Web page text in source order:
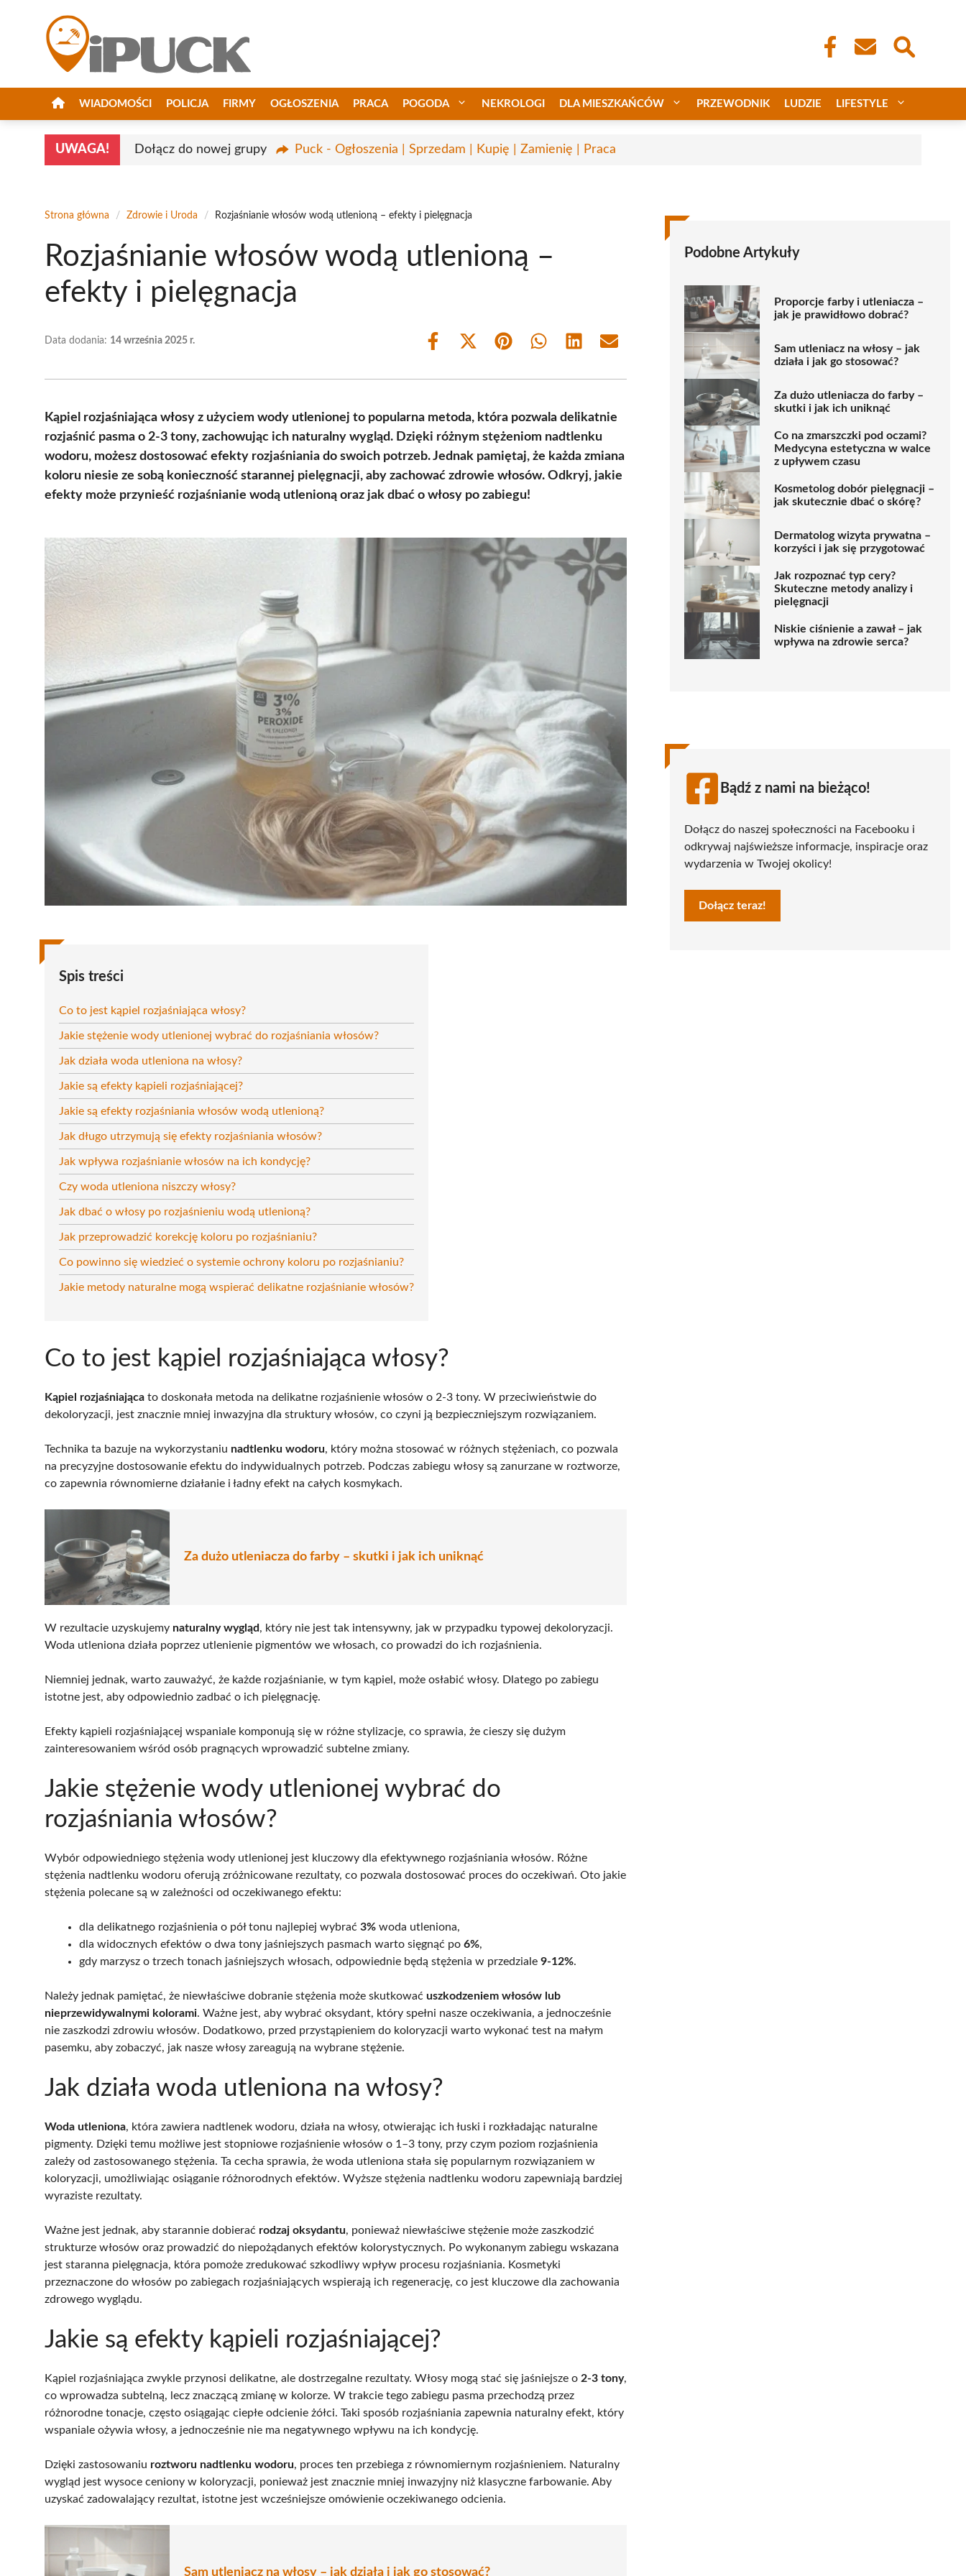
WIADOMOŚCI POLICJA FIRMY OGŁOSZENIA PRACA POGODA NEKROLOGI DLA MIESZKAŃCÓW PRZEWODNIK LUDZIE LIFESTYLE
UWAGA! Dołącz do nowej grupy Puck - Ogłoszenia | Sprzedam | Kupię | Zamienię | Praca
Strona główna / Zdrowie i Uroda / Rozjaśnianie włosów wodą utlenioną – efekty i pielęgnacja
Rozjaśnianie włosów wodą utlenioną –
efekty i pielęgnacja
Data dodania: 14 września 2025 r.
Share
Share
(Twitter)
Share Share Share Share
Kąpiel rozjaśniająca włosy z użyciem wody utlenionej to popularna metoda, która pozwala delikatnie
rozjaśnić pasma o 2-3 tony, zachowując ich naturalny wygląd. Dzięki różnym stężeniom nadtlenku
wodoru, możesz dostosować efekty rozjaśniania do swoich potrzeb. Jednak pamiętaj, że każda zmiana
koloru niesie ze sobą konieczność starannej pielęgnacji, aby zachować zdrowie włosów. Odkryj, jakie
efekty może przynieść rozjaśnianie wodą utlenioną oraz jak dbać o włosy po zabiegu!
Spis treści
Co to jest kąpiel rozjaśniająca włosy?
Jakie stężenie wody utlenionej wybrać do rozjaśniania włosów?
Jak działa woda utleniona na włosy?
Jakie są efekty kąpieli rozjaśniającej?
Jakie są efekty rozjaśniania włosów wodą utlenioną?
Jak długo utrzymują się efekty rozjaśniania włosów?
Jak wpływa rozjaśnianie włosów na ich kondycję?
Czy woda utleniona niszczy włosy?
Jak dbać o włosy po rozjaśnieniu wodą utlenioną?
Jak przeprowadzić korekcję koloru po rozjaśnianiu?
Co powinno się wiedzieć o systemie ochrony koloru po rozjaśnianiu?
Jakie metody naturalne mogą wspierać delikatne rozjaśnianie włosów?
Co to jest kąpiel rozjaśniająca włosy?
Kąpiel rozjaśniająca to doskonała metoda na delikatne rozjaśnienie włosów o 2-3 tony. W przeciwieństwie do
dekoloryzacji, jest znacznie mniej inwazyjna dla struktury włosów, co czyni ją bezpieczniejszym rozwiązaniem.
Technika ta bazuje na wykorzystaniu nadtlenku wodoru, który można stosować w różnych stężeniach, co pozwala
na precyzyjne dostosowanie efektu do indywidualnych potrzeb. Podczas zabiegu włosy są zanurzane w roztworze,
co zapewnia równomierne działanie i ładny efekt na całych kosmykach.
Za dużo utleniacza do farby – skutki i jak ich uniknąć
W rezultacie uzyskujemy naturalny wygląd, który nie jest tak intensywny, jak w przypadku typowej dekoloryzacji.
Woda utleniona działa poprzez utlenienie pigmentów we włosach, co prowadzi do ich rozjaśnienia.
Niemniej jednak, warto zauważyć, że każde rozjaśnianie, w tym kąpiel, może osłabić włosy. Dlatego po zabiegu
istotne jest, aby odpowiednio zadbać o ich pielęgnację.
Efekty kąpieli rozjaśniającej wspaniale komponują się w różne stylizacje, co sprawia, że cieszy się dużym
zainteresowaniem wśród osób pragnących wprowadzić subtelne zmiany.
Jakie stężenie wody utlenionej wybrać do
rozjaśniania włosów?
Wybór odpowiedniego stężenia wody utlenionej jest kluczowy dla efektywnego rozjaśniania włosów. Różne
stężenia nadtlenku wodoru oferują zróżnicowane rezultaty, co pozwala dostosować proces do oczekiwań. Oto jakie
stężenia polecane są w zależności od oczekiwanego efektu:
dla delikatnego rozjaśnienia o pół tonu najlepiej wybrać 3% woda utleniona,
dla widocznych efektów o dwa tony jaśniejszych pasmach warto sięgnąć po 6%,
gdy marzysz o trzech tonach jaśniejszych włosach, odpowiednie będą stężenia w przedziale 9-12%.
Należy jednak pamiętać, że niewłaściwe dobranie stężenia może skutkować uszkodzeniem włosów lub
nieprzewidywalnymi kolorami. Ważne jest, aby wybrać oksydant, który spełni nasze oczekiwania, a jednocześnie
nie zaszkodzi zdrowiu włosów. Dodatkowo, przed przystąpieniem do koloryzacji warto wykonać test na małym
pasemku, aby zobaczyć, jak nasze włosy zareagują na wybrane stężenie.
Jak działa woda utleniona na włosy?
Woda utleniona, która zawiera nadtlenek wodoru, działa na włosy, otwierając ich łuski i rozkładając naturalne
pigmenty. Dzięki temu możliwe jest stopniowe rozjaśnienie włosów o 1–3 tony, przy czym poziom rozjaśnienia
zależy od zastosowanego stężenia. Ta cecha sprawia, że woda utleniona stała się popularnym rozwiązaniem w
koloryzacji, umożliwiając osiąganie różnorodnych efektów. Wyższe stężenia nadtlenku wodoru zapewniają bardziej
wyraziste rezultaty.
Ważne jest jednak, aby starannie dobierać rodzaj oksydantu, ponieważ niewłaściwe stężenie może zaszkodzić
strukturze włosów oraz prowadzić do niepożądanych efektów kolorystycznych. Po wykonanym zabiegu wskazana
jest staranna pielęgnacja, która pomoże zredukować szkodliwy wpływ procesu rozjaśniania. Kosmetyki
przeznaczone do włosów po zabiegach rozjaśniających wspierają ich regenerację, co jest kluczowe dla zachowania
zdrowego wyglądu.
Jakie są efekty kąpieli rozjaśniającej?
Kąpiel rozjaśniająca zwykle przynosi delikatne, ale dostrzegalne rezultaty. Włosy mogą stać się jaśniejsze o 2-3 tony,
co wprowadza subtelną, lecz znaczącą zmianę w kolorze. W trakcie tego zabiegu pasma przechodzą przez
różnorodne tonacje, często osiągając ciepłe odcienie żółci. Taki sposób rozjaśniania zapewnia naturalny efekt, który
wspaniale ożywia włosy, a jednocześnie nie ma negatywnego wpływu na ich kondycję.
Dzięki zastosowaniu roztworu nadtlenku wodoru, proces ten przebiega z równomiernym rozjaśnieniem. Naturalny
wygląd jest wysoce ceniony w koloryzacji, ponieważ jest znacznie mniej inwazyjny niż klasyczne farbowanie. Aby
uzyskać zadowalający rezultat, istotne jest wcześniejsze omówienie oczekiwanego odcienia.
Sam utleniacz na włosy – jak działa i jak go stosować?
Podobne Artykuły
Proporcje farby i utleniacza –
jak je prawidłowo dobrać?
Sam utleniacz na włosy – jak
działa i jak go stosować?
Za dużo utleniacza do farby –
skutki i jak ich uniknąć
Co na zmarszczki pod oczami?
Medycyna estetyczna w walce
z upływem czasu
Kosmetolog dobór pielęgnacji –
jak skutecznie dbać o skórę?
Dermatolog wizyta prywatna –
korzyści i jak się przygotować
Jak rozpoznać typ cery?
Skuteczne metody analizy i
pielęgnacji
Niskie ciśnienie a zawał – jak
wpływa na zdrowie serca?
Bądź z nami na bieżąco!
Dołącz do naszej społeczności na Facebooku i
odkrywaj najświeższe informacje, inspiracje oraz
wydarzenia w Twojej okolicy!
Dołącz teraz!